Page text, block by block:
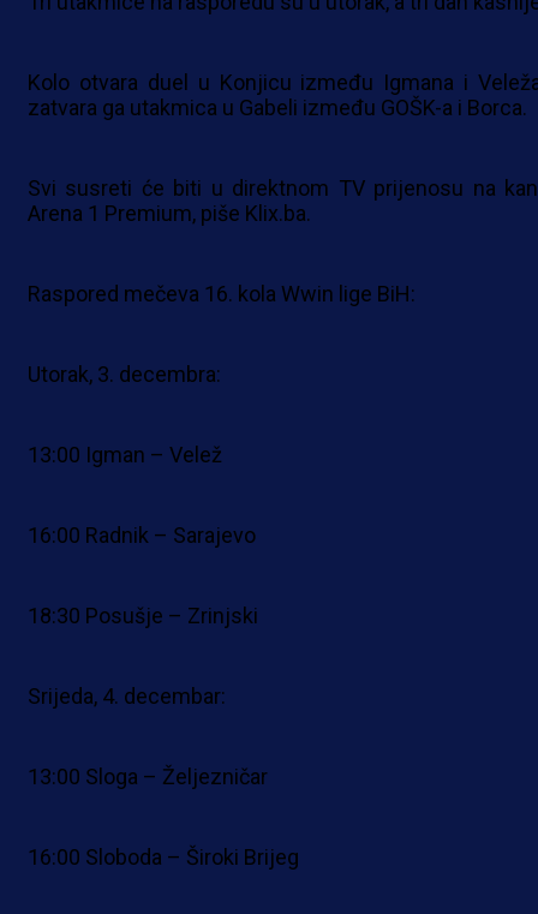
Kolo otvara duel u Konjicu između Igmana i
zatvara ga utakmica u Gabeli između GOŠK-a i Borca.
Svi susreti će biti u direktnom TV prijenosu na
Arena 1 Premium, piše Klix.ba.
Raspored mečeva 16. kola Wwin lige BiH:
Utorak, 3. decembra:
13:00 Igman – Velež
16:00 Radnik – Sarajevo
18:30 Posušje – Zrinjski
Srijeda, 4. decembar:
13:00 Sloga – Željezničar
16:00 Sloboda – Široki Brijeg